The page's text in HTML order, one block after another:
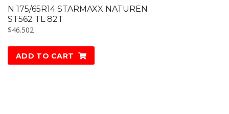
N 175/65R14 STARMAXX NATUREN
ST562 TL 82T
$46.502
ADD TO CART